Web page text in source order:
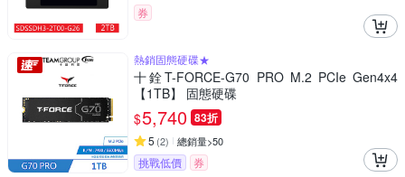
券
熱銷固態硬碟★
十銓T-FORCE-G70 PRO M.2 PCIe Gen4x4
【1TB】 固態硬碟
$5,740 83折
5 (2) 總銷量>50
挑戰低價
券